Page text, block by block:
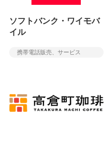
ソフトバンク・ワイモバ
イル
携帯電話販売、サービス